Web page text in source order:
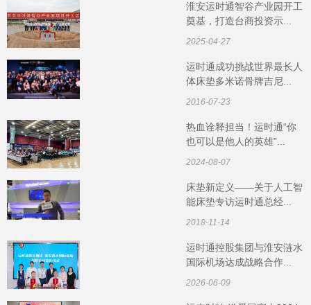
淮安运时通智谷产业园开工
奠基，打造台商投资示...
2025-04-27
运时通成功挑战世界最长人
体床垫多米诺骨牌吉尼...
2016-07-23
热血诠释担当！运时通“你
也可以是他人的英雄”...
2024-08-07
床垫新定义——关于人工智
能床垫专访运时通总经...
2018-11-14
运时通控股集团与淮安涟水
国际机场达成战略合作...
2026-06-09